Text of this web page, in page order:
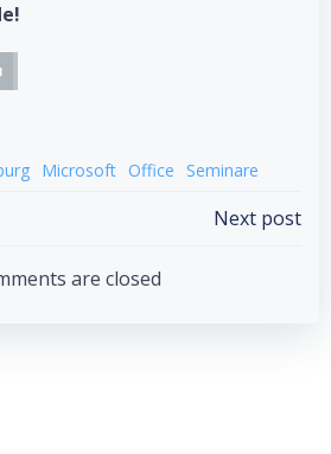
Microsoft Office Seminare
navigation
Next post
are closed